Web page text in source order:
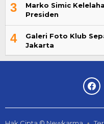
3
Marko Simic
Presiden
4
Galeri Foto Klub
Jakarta